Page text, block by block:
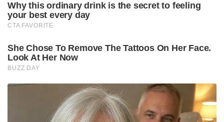
Why this ordinary drink is the secret to feeling
your best every day
CTA FAVORITE
She Chose To Remove The Tattoos On Her Face.
Look At Her Now
BUZZ DAY